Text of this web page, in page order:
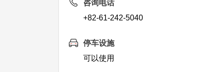
咨询电话
+82-61-242-5040
停车设施
可以使用